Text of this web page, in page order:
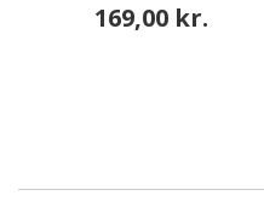
169,00 kr.